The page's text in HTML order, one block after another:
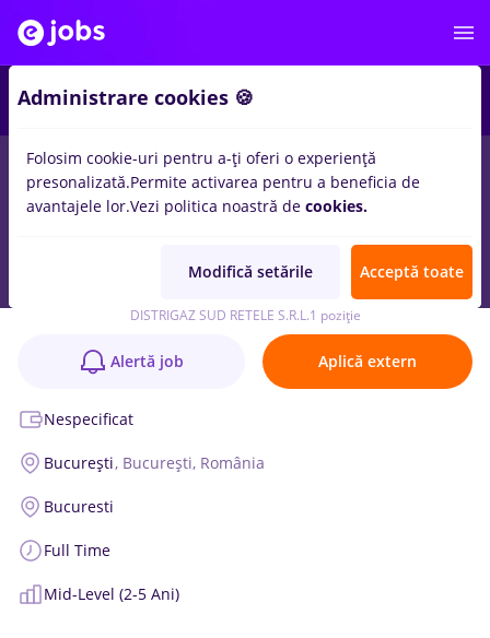
HR Reporting Specialist (per determinata 2
DISTRIGAZ SUD RETELE S.R.L.1 poziție
Alertă job Aplică extern
Nespecificat
București, București, România
Bucuresti
Full Time
Mid-Level (2-5 Ani)
Administrare cookies 🍪
Folosim cookie-uri pentru a-ți oferi o experiență
presonalizată.Permite activarea pentru a beneficia de
avantajele lor.Vezi politica noastră de cookies.
Modifică setările Acceptă toate